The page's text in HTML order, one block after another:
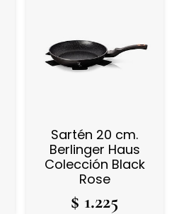
Sartén 20 cm.
Berlinger Haus
Colección Black
Rose
$ 1.225